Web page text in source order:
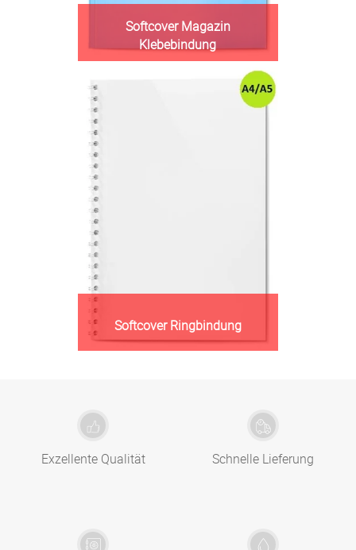
Softcover Magazin
Klebebindung
Softcover Ringbindung
Exzellente Qualität Schnelle Lieferung